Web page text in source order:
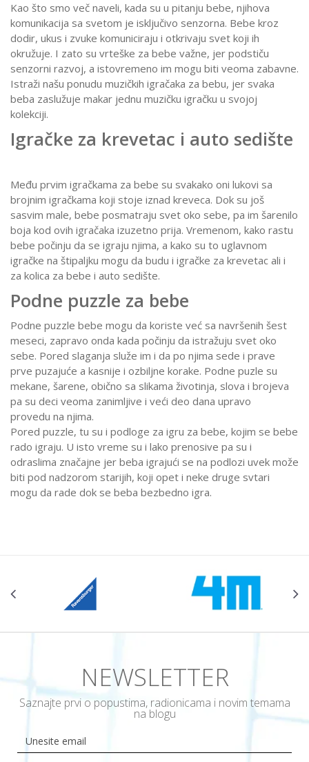
Kao što smo več naveli, kada su u pitanju bebe, njihova
komunikacija sa svetom je isključivo senzorna. Bebe kroz
dodir, ukus i zvuke komuniciraju i otkrivaju svet koji ih
okružuje. I zato su vrteške za bebe važne, jer podstiču
senzorni razvoj, a istovremeno im mogu biti veoma zabavne.
Istraži našu ponudu muzičkih igračaka za bebu, jer svaka
beba zaslužuje makar jednu muzičku igračku u svojoj
kolekciji.
Igračke za krevetac i auto sedište
Među prvim igračkama za bebe su svakako oni lukovi sa
brojnim igračkama koji stoje iznad kreveca. Dok su još
sasvim male, bebe posmatraju svet oko sebe, pa im šarenilo
boja kod ovih igračaka izuzetno prija. Vremenom, kako rastu
bebe počinju da se igraju njima, a kako su to uglavnom
igračke na štipaljku mogu da budu i igračke za krevetac ali i
za kolica za bebe i auto sedište.
Podne puzzle za bebe
Podne puzzle bebe mogu da koriste već sa navršenih šest
meseci, zapravo onda kada počinju da istražuju svet oko
sebe. Pored slaganja služe im i da po njima sede i prave
prve puzajuće a kasnije i ozbiljne korake. Podne puzle su
mekane, šarene, obično sa slikama životinja, slova i brojeva
pa su deci veoma zanimljive i veći deo dana upravo
provedu na njima.
Pored puzzle, tu su i podloge za igru za bebe, kojim se bebe
rado igraju. U isto vreme su i lako prenosive pa su i
odraslima značajne jer beba igrajući se na podlozi uvek može
biti pod nadzorom starijih, koji opet i neke druge svtari
mogu da rade dok se beba bezbedno igra.
NEWSLETTER
Saznajte prvi o popustima, radionicama i novim temama
na blogu